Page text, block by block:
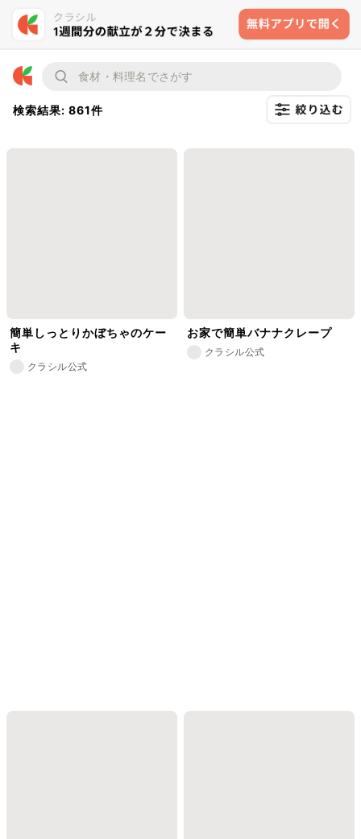
検索結果: 861件
簡単しっとりかぼちゃのケー
キ
クラシル公式
お家で簡単バナナクレープ
クラシル公式